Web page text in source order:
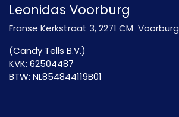
Leonidas Voorburg
Franse Kerkstraat 3, 2271 CM Voorburg
(Candy Tells B.V.)
KVK: 62504487
BTW: NL854844119B01